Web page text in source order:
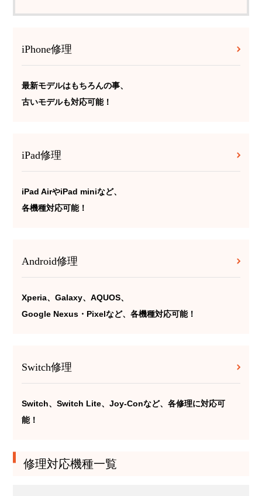
iPhone修理
最新モデルはもちろんの事、
古いモデルも対応可能！
iPad修理
iPad AirやiPad miniなど、
各機種対応可能！
Android修理
Xperia、Galaxy、AQUOS、
Google Nexus・Pixelなど、各機種対応可能！
Switch修理
Switch、Switch Lite、Joy-Conなど、各修理に対応可
能！
修理対応機種一覧